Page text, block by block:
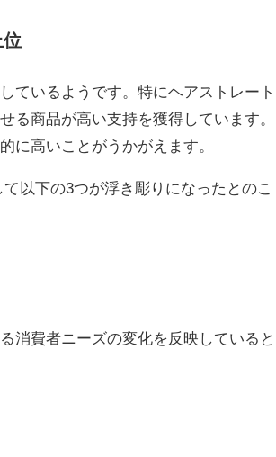
ているようです。特にヘアストレート
る商品が高い支持を獲得しています。
に高いことがうかがえます。
以下の3つが浮き彫りになったとのこ
消費者ニーズの変化を反映していると